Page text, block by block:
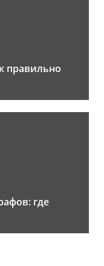
правильно
где